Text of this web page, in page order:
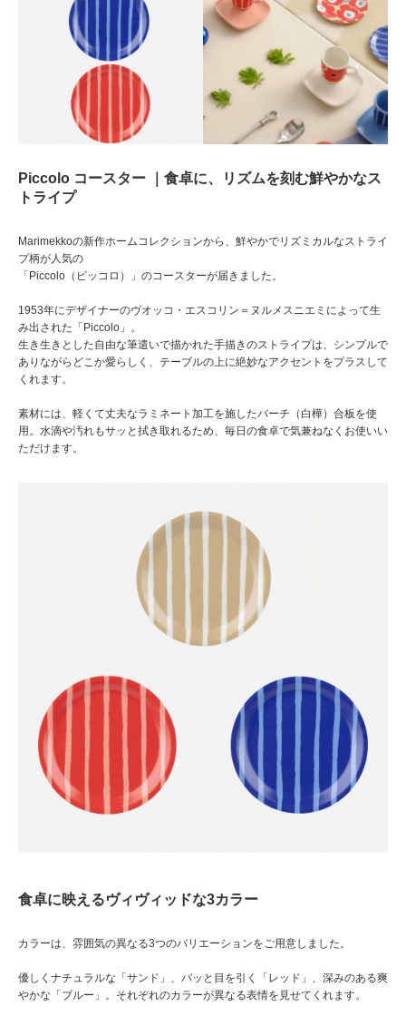
Piccolo コースター ｜食卓に、リズムを刻む鮮やかなス
トライプ
Marimekkoの新作ホームコレクションから、鮮やかでリズミカルなストライ
プ柄が人気の
「Piccolo（ピッコロ）」のコースターが届きました。
1953年にデザイナーのヴオッコ・エスコリン＝ヌルメスニエミによって生
み出された「Piccolo」。
生き生きとした自由な筆遣いで描かれた手描きのストライプは、シンプルで
ありながらどこか愛らしく、テーブルの上に絶妙なアクセントをプラスして
くれます。
素材には、軽くて丈夫なラミネート加工を施したバーチ（白樺）合板を使
用。水滴や汚れもサッと拭き取れるため、毎日の食卓で気兼ねなくお使いい
ただけます。
食卓に映えるヴィヴィッドな3カラー
カラーは、雰囲気の異なる3つのバリエーションをご用意しました。
優しくナチュラルな「サンド」、パッと目を引く「レッド」、深みのある爽
やかな「ブルー」。それぞれのカラーが異なる表情を見せてくれます。